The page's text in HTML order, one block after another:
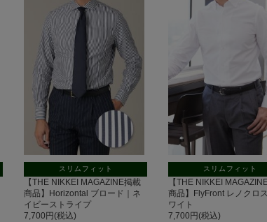
スリムフィット
【THE NIKKEI MAGAZINE掲載
商品】Horizontal ブロード｜ネ
イビーストライプ
7,700円(税込)
スリムフィット
【THE NIKKEI
商品】FlyFront レノクロ
ワイト
7,700円(税込)